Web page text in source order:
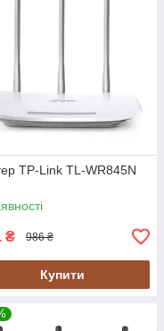
TP-Link TL-WR845N
₴ 986 ₴
Купити